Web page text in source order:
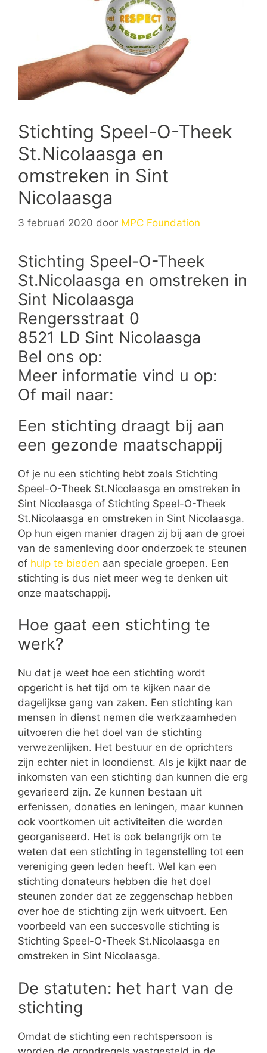
Stichting Speel-O-Theek
St.Nicolaasga en
omstreken in Sint
Nicolaasga
3 februari 2020 door MPC Foundation
Stichting Speel-O-Theek
St.Nicolaasga en omstreken in
Sint Nicolaasga
Rengersstraat 0
8521 LD Sint Nicolaasga
Bel ons op:
Meer informatie vind u op:
Of mail naar:
Een stichting draagt bij aan
een gezonde maatschappij
Of je nu een stichting hebt zoals Stichting
Speel-O-Theek St.Nicolaasga en omstreken in
Sint Nicolaasga of Stichting Speel-O-Theek
St.Nicolaasga en omstreken in Sint Nicolaasga.
Op hun eigen manier dragen zij bij aan de groei
van de samenleving door onderzoek te steunen
of hulp te bieden aan speciale groepen. Een
stichting is dus niet meer weg te denken uit
onze maatschappij.
Hoe gaat een stichting te
werk?
Nu dat je weet hoe een stichting wordt
opgericht is het tijd om te kijken naar de
dagelijkse gang van zaken. Een stichting kan
mensen in dienst nemen die werkzaamheden
uitvoeren die het doel van de stichting
verwezenlijken. Het bestuur en de oprichters
zijn echter niet in loondienst. Als je kijkt naar de
inkomsten van een stichting dan kunnen die erg
gevarieerd zijn. Ze kunnen bestaan uit
erfenissen, donaties en leningen, maar kunnen
ook voortkomen uit activiteiten die worden
georganiseerd. Het is ook belangrijk om te
weten dat een stichting in tegenstelling tot een
vereniging geen leden heeft. Wel kan een
stichting donateurs hebben die het doel
steunen zonder dat ze zeggenschap hebben
over hoe de stichting zijn werk uitvoert. Een
voorbeeld van een succesvolle stichting is
Stichting Speel-O-Theek St.Nicolaasga en
omstreken in Sint Nicolaasga.
De statuten: het hart van de
stichting
Omdat de stichting een rechtspersoon is